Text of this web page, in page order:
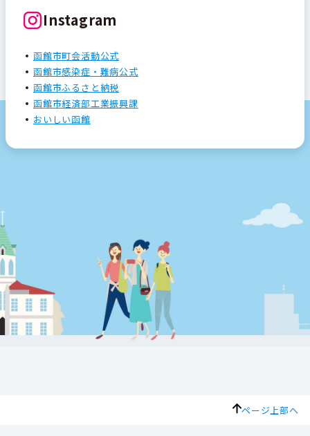
Instagram
函館市町会活動公式
函館市感染症・難病公式
函館市ふるさと納税
函館市経済部工業振興課
おいしい函館
ページ上部へ